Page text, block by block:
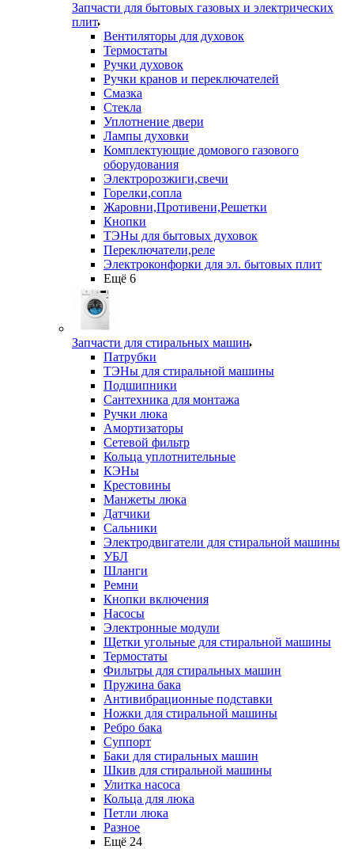
Запчасти для бытовых газовых и электрических
плит
Вентиляторы для духовок
Термостаты
Ручки духовок
Ручки кранов и переключателей
Смазка
Стекла
Уплотнение двери
Лампы духовки
Комплектующие домового газового
оборудования
Электророзжиги,свечи
Горелки,сопла
Жаровни,Противени,Решетки
Кнопки
ТЭНы для бытовых духовок
Переключатели,реле
Электроконфорки для эл. бытовых плит
Ещё 6
Запчасти для стиральных машин
Патрубки
ТЭНы для стиральной машины
Подшипники
Сантехника для монтажа
Ручки люка
Амортизаторы
Сетевой фильтр
Кольца уплотнительные
КЭНы
Крестовины
Манжеты люка
Датчики
Сальники
Электродвигатели для стиральной машины
УБЛ
Шланги
Ремни
Кнопки включения
Насосы
Электронные модули
Щетки угольные для стиральной машины
Термостаты
Фильтры для стиральных машин
Пружина бака
Антивибрационные подставки
Ножки для стиральной машины
Ребро бака
Суппорт
Баки для стиральных машин
Шкив для стиральной машины
Улитка насоса
Кольца для люка
Петли люка
Разное
Ещё 24